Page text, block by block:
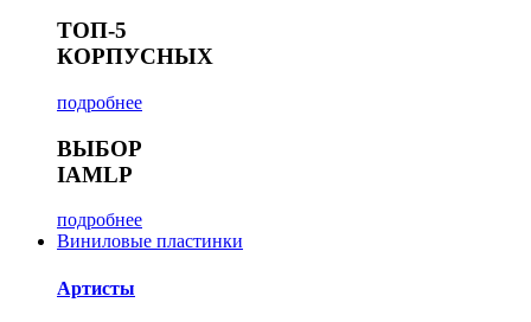
ТОП-5
КОРПУСНЫХ
подробнее
ВЫБОР
IAMLP
подробнее
Виниловые пластинки
Артисты